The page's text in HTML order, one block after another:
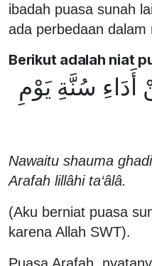
ibadah puasa sunah
ada perbedaan dalam
Berikut adalah niat
سُنَّةِ يَوْمِ
Nawaitu shauma
Arafah lillâhi ta‘âlâ.
(Aku berniat puasa
karena Allah SWT).